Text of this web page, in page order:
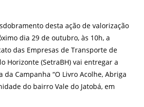
desta ação de valorização
dia 29 de outubro, às 10h, a
das Empresas de Transporte de
Horizonte (SetraBH) vai entregar a
Campanha “O Livro Acolhe, Abriga
do bairro Vale do Jatobá, em